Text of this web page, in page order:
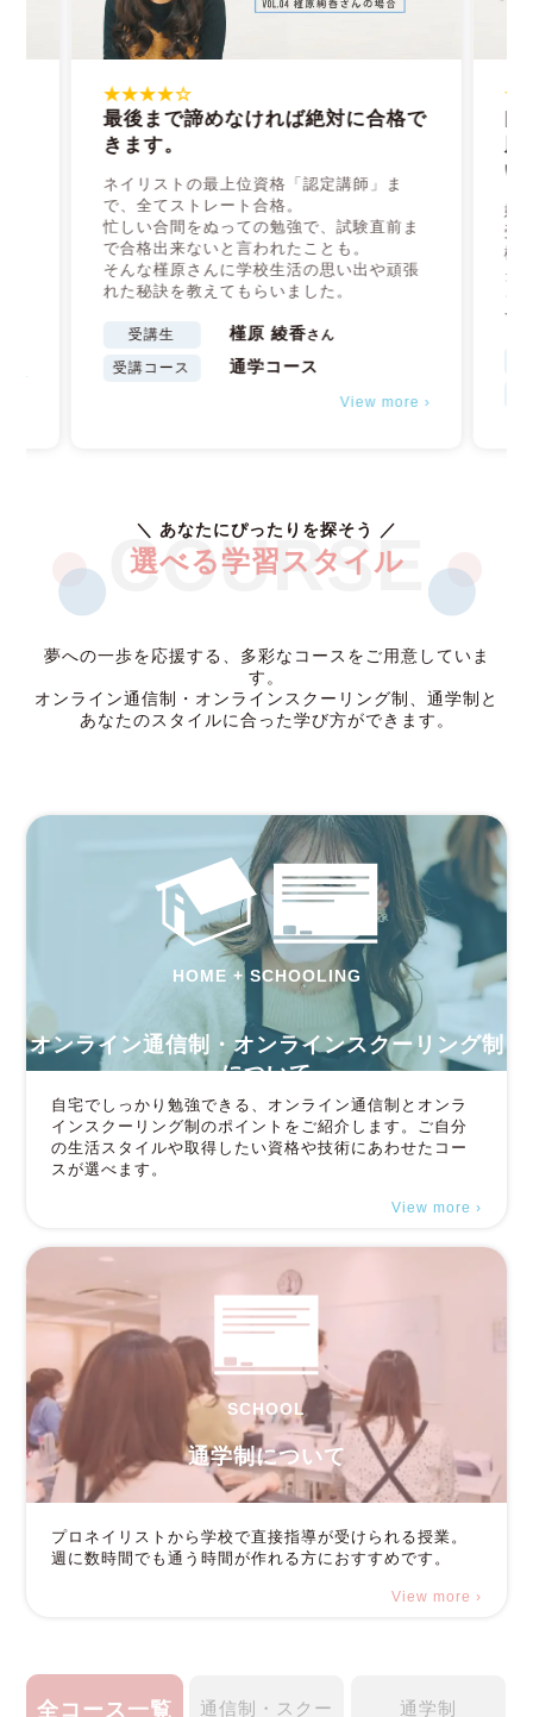
›
★★★★☆
最後まで諦めなければ絶対に合格で
きます。
ネイリストの最上位資格「認定講師」ま
で、全てストレート合格。
忙しい合間をぬっての勉強で、試験直前ま
で合格出来ないと言われたことも。
そんな槿原さんに学校生活の思い出や頑張
れた秘訣を教えてもらいました。
受講生 槿原 綾香さん
受講コース 通学コース
View more ›
周
い
妊
受
検
ク
っ
で
COURSE
＼ あなたにぴったりを探そう ／
選べる学習スタイル
夢への一歩を応援する、多彩なコースをご用意していま
す。
オンライン通信制・オンラインスクーリング制、通学制と
あなたのスタイルに合った学び方ができます。
HOME + SCHOOLING
オンライン通信制・オンラインスクーリング制
について
自宅でしっかり勉強できる、オンライン通信制とオンラ
インスクーリング制のポイントをご紹介します。ご自分
の生活スタイルや取得したい資格や技術にあわせたコー
スが選べます。
View more ›
SCHOOL
通学制について
プロネイリストから学校で直接指導が受けられる授業。
週に数時間でも通う時間が作れる方におすすめです。
View more ›
全コース一覧 通信制・スクー 通学制